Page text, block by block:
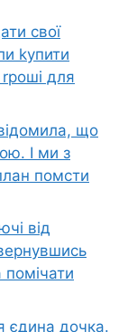
свої
kупити
для
що
І ми з
помсти
від
єдина дочка.